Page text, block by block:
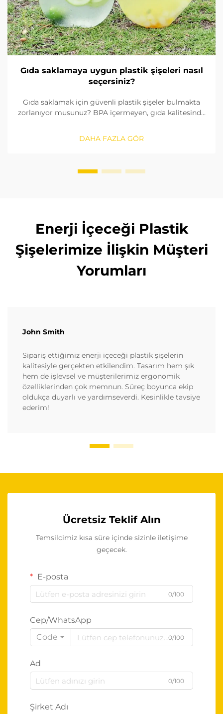
Gıda saklamaya uygun plastik şişeleri nasıl
seçersiniz?
Gıda saklamak için güvenli plastik şişeler bulmakta
zorlanıyor musunuz? BPA içermeyen, gıda kalitesinde
kontrol edeceğinizi ve doğru boyutu nasıl
seçeceğinizi öğrenin. FDA ve AB standartlarına
DAHA FAZLA GÖR
Enerji İçeceği Plastik
Şişelerimize İlişkin Müşteri
Yorumları
John Smith
Sipariş ettiğimiz enerji içeceği plastik şişelerin
kalitesiyle gerçekten etkilendim. Tasarım hem şık
hem de işlevsel ve müşterilerimiz ergonomik
özelliklerinden çok memnun. Süreç boyunca ekip
oldukça duyarlı ve yardımseverdi. Kesinlikle tavsiye
ederim!
Ücretsiz Teklif Alın
Temsilcimiz kısa süre içinde sizinle iletişime
geçecek.
E-posta
0/100
Cep/WhatsApp
Code
0/100
Ad
0/100
Şirket Adı